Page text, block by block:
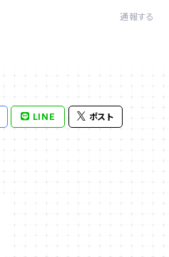
通報する
LINE ポスト